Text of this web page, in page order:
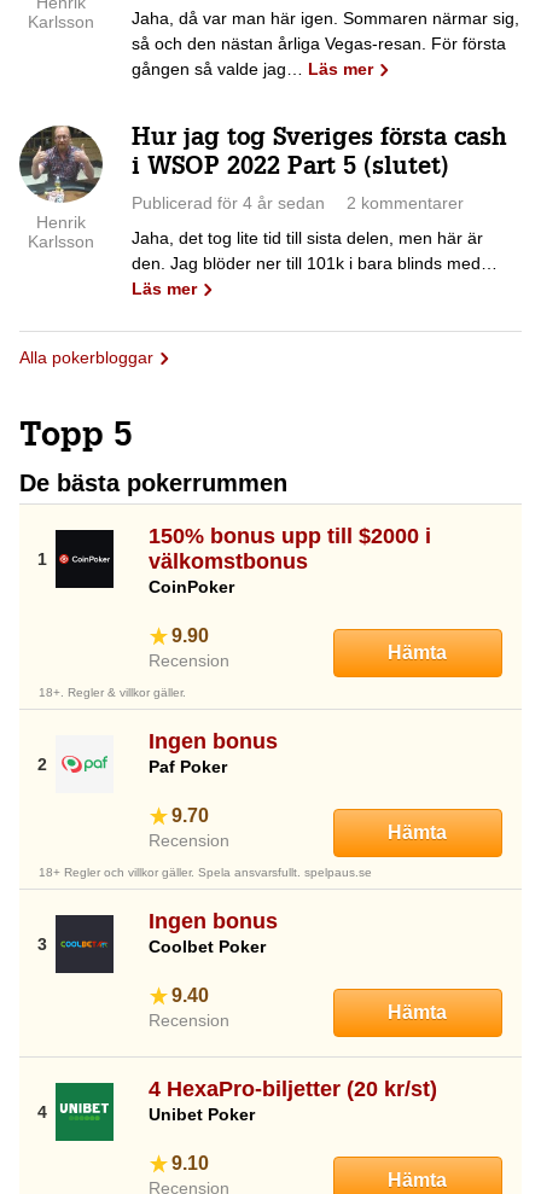
Karlsson
Jaha, då var man här igen. Sommaren närmar sig,
så och den nästan årliga Vegas-resan. För första
gången så valde jag… Läs mer
Henrik
Karlsson
Hur jag tog Sveriges första cash
i WSOP 2022 Part 5 (slutet)
Publicerad för 4 år sedan
2 kommentarer
Jaha, det tog lite tid till sista delen, men här är
den. Jag blöder ner till 101k i bara blinds med…
Läs mer
Alla pokerbloggar
Topp 5
De bästa pokerrummen
150% bonus upp till $2000 i
välkomstbonus
CoinPoker
9.90
Recension Hämta
18+. Regler & villkor gäller.
Ingen bonus
Paf Poker
9.70
Recension Hämta
18+ Regler och villkor gäller. Spela ansvarsfullt. spelpaus.se
Ingen bonus
Coolbet Poker
9.40
Recension Hämta
4 HexaPro-biljetter (20 kr/st)
Unibet Poker
9.10
Recension Hämta